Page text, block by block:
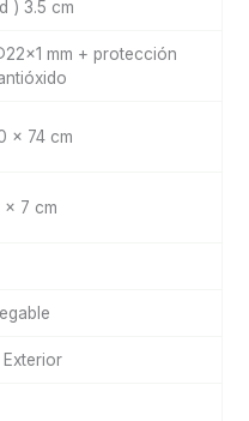
) 3.5 cm
mm + protección
x 74 cm
7 cm